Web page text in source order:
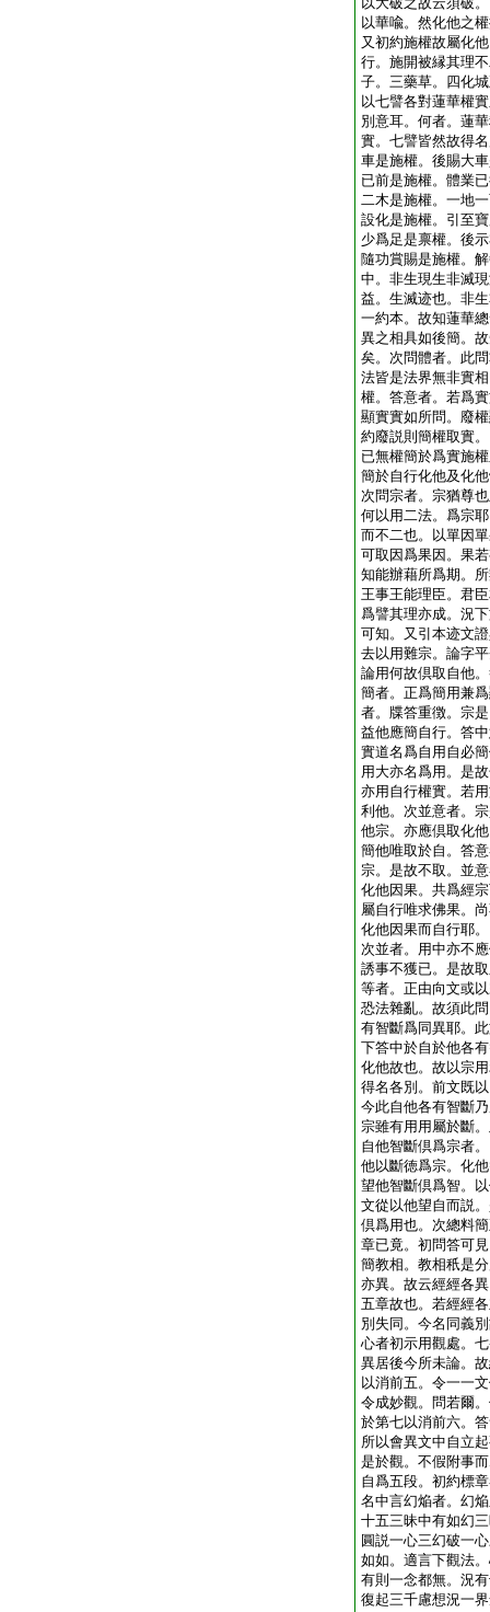
以華喩。然化他之
又初約施權故屬化
行。施開被縁其理
子。三藥草。四化
以七譬各對蓮華權
別意耳。何者。蓮
實。七譬皆然故得
車是施權。後賜大
已前是施權。體業
二木是施權。一地
設化是施權。引至
少爲足是禀權。後
隨功賞賜是施權。
中。非生現生非滅
益。生滅迹也。非
一約本。故知蓮華
異之相具如後簡。
矣。次問體者。此
法皆是法界無非實
權。答意者。若爲
顯實實如所問。廢
約廢説則簡權取實
已無權簡於爲實施
簡於自行化他及化
次問宗者。宗猶尊
何以用二法。爲宗
而不二也。以單因
可取因爲果因。果
知能辦藉所爲期。
王事王能理臣。君
爲譬其理亦成。況
可知。又引本迹文
去以用難宗。論字
論用何故倶取自他
簡者。正爲簡用兼
者。牒答重徴。宗
益他應簡自行。答
實道名爲自用自必
用大亦名爲用。是
亦用自行權實。若
利他。次並意者。
他宗。亦應倶取化
簡他唯取於自。答
宗。是故不取。並
化他因果。共爲經
屬自行唯求佛果。
化他因果而自行耶
次並者。用中亦不
誘事不獲已。是故
等者。正由向文或
恐法雜亂。故須此
有智斷爲同異耶。
下答中於自於他各
化他故也。故以宗
得名各別。前文既
今此自他各有智斷
宗雖有用用屬於斷
自他智斷倶爲宗者
他以斷徳爲宗。化
望他智斷倶爲智。
文從以他望自而説
倶爲用也。次總料
章已竟。初問答可
簡教相。教相秖是
亦異。故云經經各
五章故也。若經經
別失同。今名同義
心者初示用觀處。
異居後今所未論。
以消前五。令一一
令成妙觀。問若爾
於第七以消前六。
所以會異文中自立
是於觀。不假附事
自爲五段。初約標
名中言幻焔者。幻
十五三昧中有如幻
圓説一心三幻破一
如如。適言下觀法
有則一念都無。況
復起三千慮想況一